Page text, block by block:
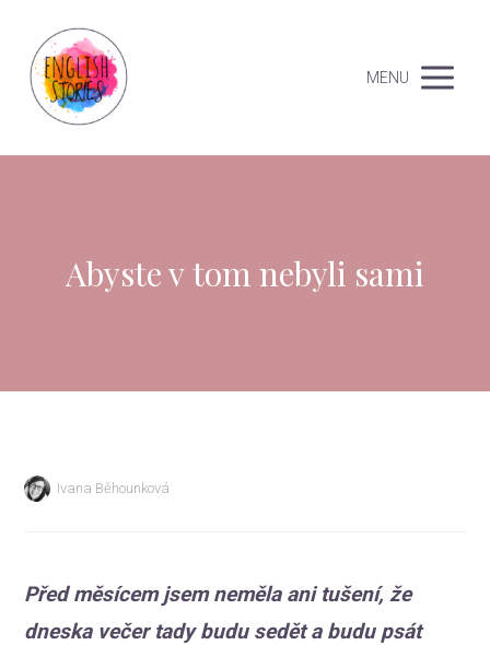
MENU
Abyste v tom nebyli sami
Ivana Běhounková
Před měsícem jsem neměla ani tušení, že
dneska večer tady budu sedět a budu psát